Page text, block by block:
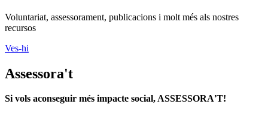
Voluntariat, assessorament, publicacions i molt més als nostres
recursos
Ves-hi
Assessora't
Si vols aconseguir més impacte social, ASSESSORA'T!